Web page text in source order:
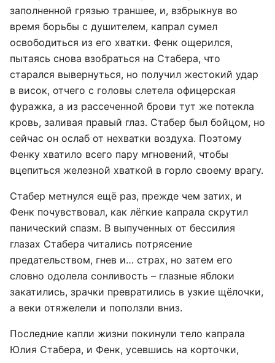
заполненной грязью траншее, и, взбрыкнув во
время борьбы с душителем, капрал сумел
освободиться из его хватки. Фенк ощерился,
пытаясь снова взобраться на Стабера, что
старался вывернуться, но получил жестокий удар
в висок, отчего с головы слетела офицерская
фуражка, а из рассеченной брови тут же потекла
кровь, заливая правый глаз. Стабер был бойцом, но
сейчас он ослаб от нехватки воздуха. Поэтому
Фенку хватило всего пару мгновений, чтобы
вцепиться железной хваткой в горло своему врагу.
Стабер метнулся ещё раз, прежде чем затих, и
Фенк почувствовал, как лёгкие капрала скрутил
панический спазм. В выпученных от бессилия
глазах Стабера читались потрясение
предательством, гнев и… страх, но затем его
словно одолела сонливость – глазные яблоки
закатились, зрачки превратились в узкие щёлочки,
а веки отяжелели и поползли вниз.
Последние капли жизни покинули тело капрала
Юлия Стабера, и Фенк, усевшись на корточки,